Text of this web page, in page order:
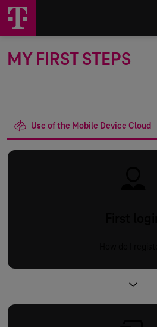
MY FIRST STEPS
Use of the Mobile Device Cloud